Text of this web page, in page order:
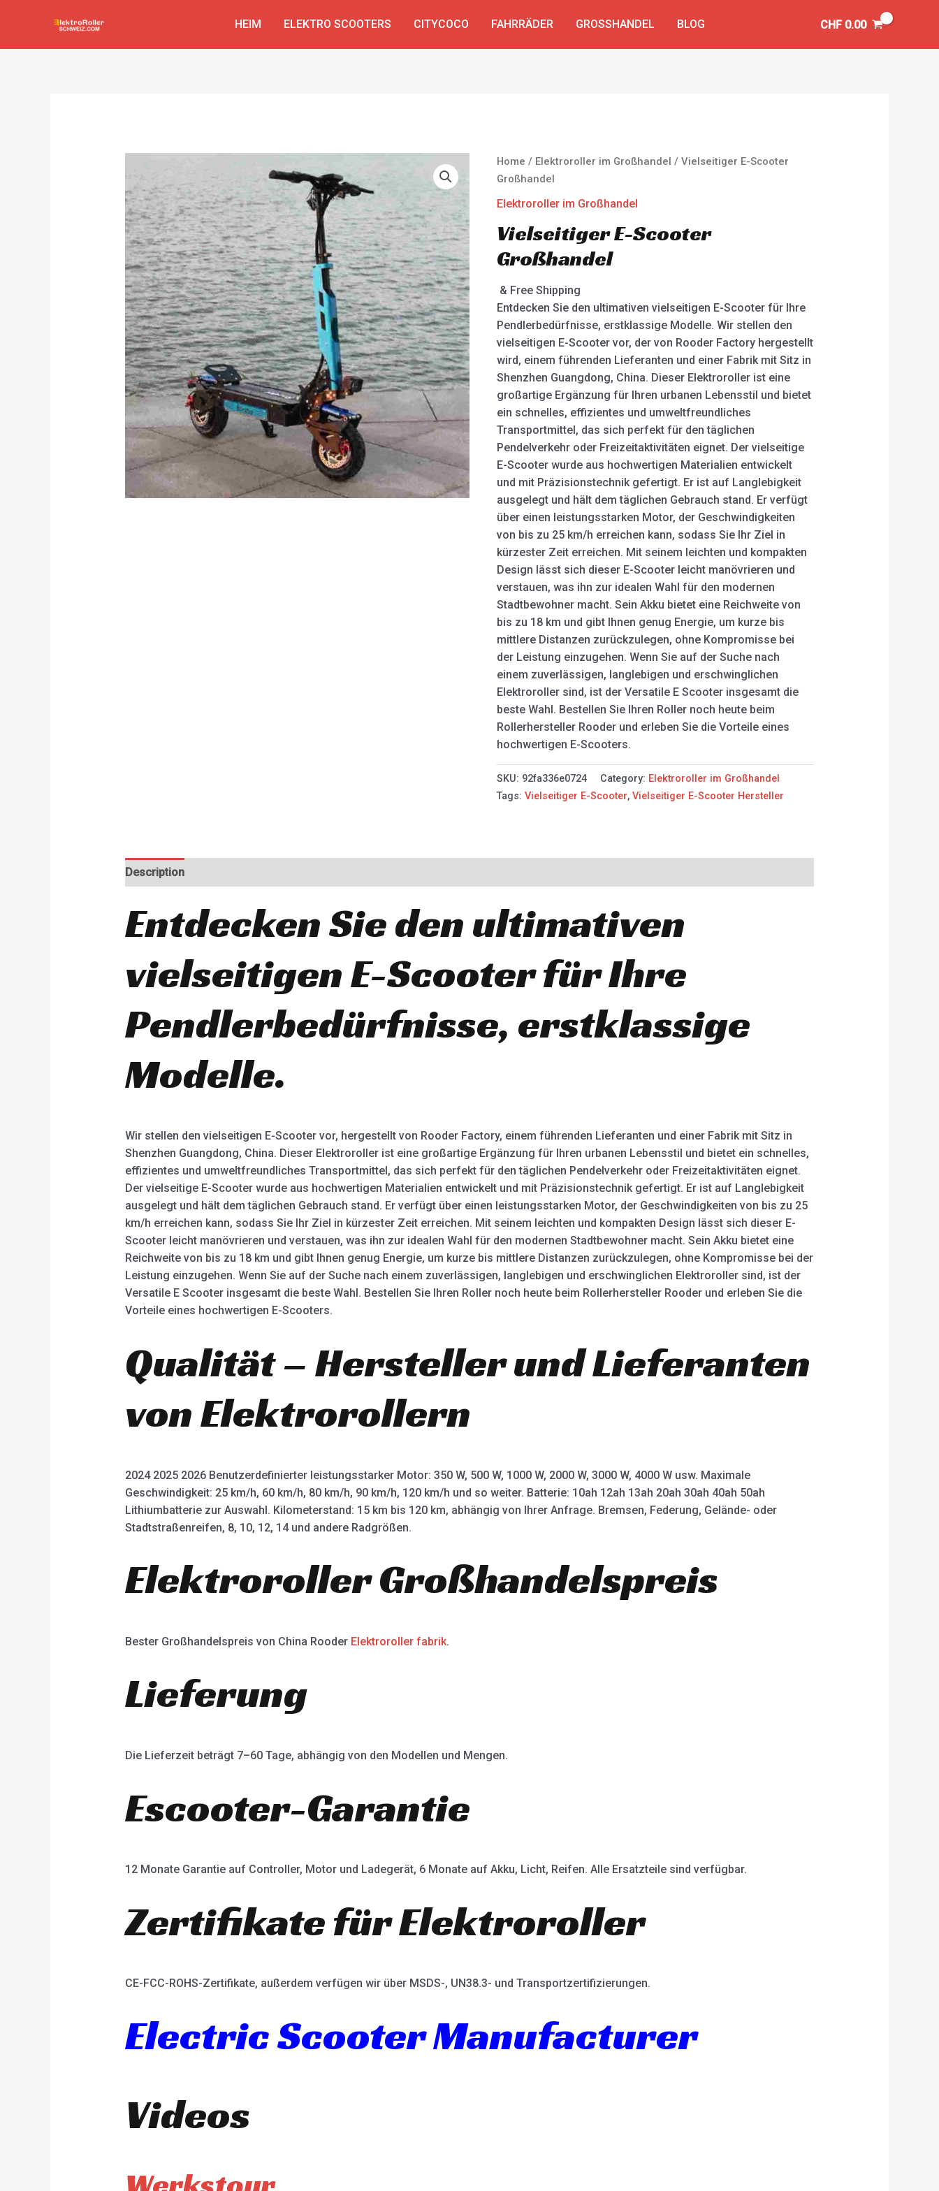
HEIM ELEKTRO SCOOTERS CITYCOCO FAHRRÄDER GROSSHANDEL BLOG CHF0.00
Home / Elektroroller im Großhandel / Vielseitiger E-Scooter
Großhandel
Elektroroller im Großhandel
Vielseitiger E-Scooter
Großhandel
& Free Shipping
Entdecken Sie den ultimativen vielseitigen E-Scooter für Ihre
Pendlerbedürfnisse, erstklassige Modelle. Wir stellen den
vielseitigen E-Scooter vor, der von Rooder Factory hergestellt
wird, einem führenden Lieferanten und einer Fabrik mit Sitz in
Shenzhen Guangdong, China. Dieser Elektroroller ist eine
großartige Ergänzung für Ihren urbanen Lebensstil und bietet
ein schnelles, effizientes und umweltfreundliches
Transportmittel, das sich perfekt für den täglichen
Pendelverkehr oder Freizeitaktivitäten eignet. Der vielseitige
E-Scooter wurde aus hochwertigen Materialien entwickelt
und mit Präzisionstechnik gefertigt. Er ist auf Langlebigkeit
ausgelegt und hält dem täglichen Gebrauch stand. Er verfügt
über einen leistungsstarken Motor, der Geschwindigkeiten
von bis zu 25 km/h erreichen kann, sodass Sie Ihr Ziel in
kürzester Zeit erreichen. Mit seinem leichten und kompakten
Design lässt sich dieser E-Scooter leicht manövrieren und
verstauen, was ihn zur idealen Wahl für den modernen
Stadtbewohner macht. Sein Akku bietet eine Reichweite von
bis zu 18 km und gibt Ihnen genug Energie, um kurze bis
mittlere Distanzen zurückzulegen, ohne Kompromisse bei
der Leistung einzugehen. Wenn Sie auf der Suche nach
einem zuverlässigen, langlebigen und erschwinglichen
Elektroroller sind, ist der Versatile E Scooter insgesamt die
beste Wahl. Bestellen Sie Ihren Roller noch heute beim
Rollerhersteller Rooder und erleben Sie die Vorteile eines
hochwertigen E-Scooters.
SKU: 92fa336e0724 Category: Elektroroller im Großhandel
Tags:Vielseitiger E-Scooter,Vielseitiger E-Scooter Hersteller
Description
Entdecken Sie den ultimativen
vielseitigen E-Scooter für Ihre
Pendlerbedürfnisse, erstklassige
Modelle.
Wir stellen den vielseitigen E-Scooter vor, hergestellt von Rooder Factory, einem führenden Lieferanten und einer Fabrik mit Sitz in
Shenzhen Guangdong, China. Dieser Elektroroller ist eine großartige Ergänzung für Ihren urbanen Lebensstil und bietet ein schnelles,
effizientes und umweltfreundliches Transportmittel, das sich perfekt für den täglichen Pendelverkehr oder Freizeitaktivitäten eignet.
Der vielseitige E-Scooter wurde aus hochwertigen Materialien entwickelt und mit Präzisionstechnik gefertigt. Er ist auf Langlebigkeit
ausgelegt und hält dem täglichen Gebrauch stand. Er verfügt über einen leistungsstarken Motor, der Geschwindigkeiten von bis zu 25
km/h erreichen kann, sodass Sie Ihr Ziel in kürzester Zeit erreichen. Mit seinem leichten und kompakten Design lässt sich dieser E-
Scooter leicht manövrieren und verstauen, was ihn zur idealen Wahl für den modernen Stadtbewohner macht. Sein Akku bietet eine
Reichweite von bis zu 18 km und gibt Ihnen genug Energie, um kurze bis mittlere Distanzen zurückzulegen, ohne Kompromisse bei der
Leistung einzugehen. Wenn Sie auf der Suche nach einem zuverlässigen, langlebigen und erschwinglichen Elektroroller sind, ist der
Versatile E Scooter insgesamt die beste Wahl. Bestellen Sie Ihren Roller noch heute beim Rollerhersteller Rooder und erleben Sie die
Vorteile eines hochwertigen E-Scooters.
Qualität – Hersteller und Lieferanten
von Elektrorollern
2024 2025 2026 Benutzerdefinierter leistungsstarker Motor: 350 W, 500 W, 1000 W, 2000 W, 3000 W, 4000 W usw. Maximale
Geschwindigkeit: 25 km/h, 60 km/h, 80 km/h, 90 km/h, 120 km/h und so weiter. Batterie: 10ah 12ah 13ah 20ah 30ah 40ah 50ah
Lithiumbatterie zur Auswahl. Kilometerstand: 15 km bis 120 km, abhängig von Ihrer Anfrage. Bremsen, Federung, Gelände- oder
Stadtstraßenreifen, 8, 10, 12, 14 und andere Radgrößen.
Elektroroller Großhandelspreis
Bester Großhandelspreis von China Rooder Elektroroller fabrik.
Lieferung
Die Lieferzeit beträgt 7–60 Tage, abhängig von den Modellen und Mengen.
Escooter-Garantie
12 Monate Garantie auf Controller, Motor und Ladegerät, 6 Monate auf Akku, Licht, Reifen. Alle Ersatzteile sind verfügbar.
Zertifikate für Elektroroller
CE-FCC-ROHS-Zertifikate, außerdem verfügen wir über MSDS-, UN38.3- und Transportzertifizierungen.
Electric Scooter Manufacturer
Videos